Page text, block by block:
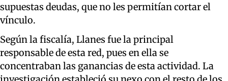
supuestas deudas, que no les permitían cortar el
vínculo.
Según la fiscalía, Llanes fue la principal
responsable de esta red, pues en ella se
concentraban las ganancias de esta actividad. La